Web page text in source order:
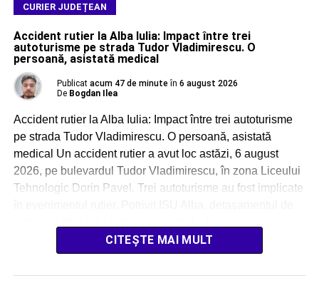
CURIER JUDEȚEAN
Accident rutier la Alba Iulia: Impact între trei
autoturisme pe strada Tudor Vladimirescu. O
persoană, asistată medical
Publicat acum 47 de minute în 6 august 2026
De Bogdan Ilea
Accident rutier la Alba Iulia: Impact între trei autoturisme
pe strada Tudor Vladimirescu. O persoană, asistată
medical Un accident rutier a avut loc astăzi, 6 august
2026, pe bulevardul Tudor Vladimirescu, în zona Liceului
Tehnologic Dorin Pavel. Trei autoturisme au fost implicate
CITEȘTE MAI MULT